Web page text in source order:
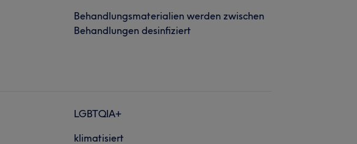
Behandlungsmaterialien werden zwischen
Behandlungen desinfiziert
LGBTQIA+
klimatisiert